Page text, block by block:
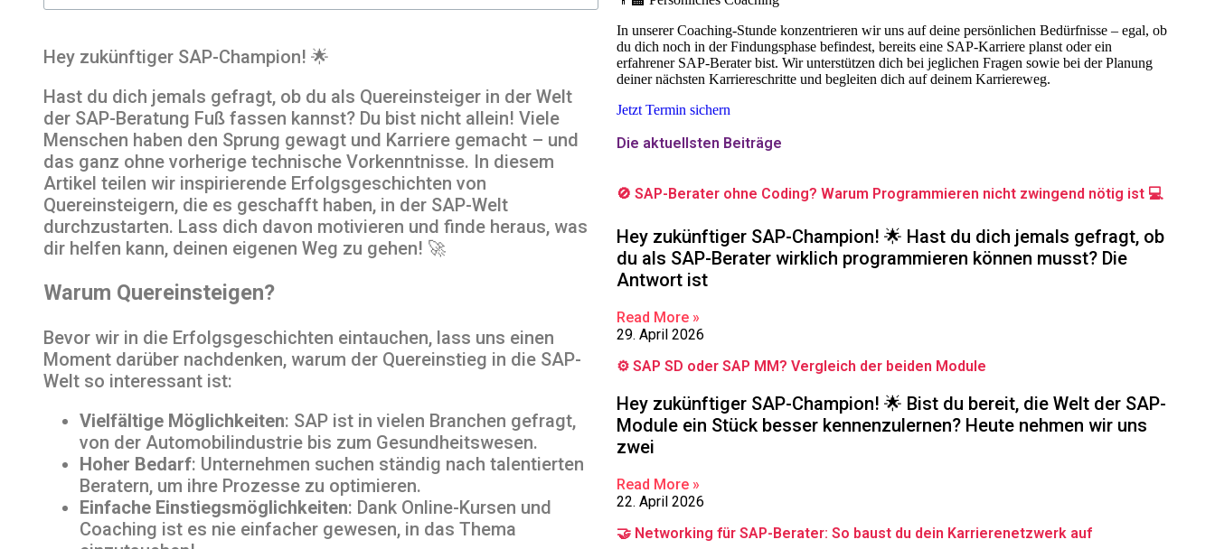
Hey zukünftiger SAP-Champion! 🌟
Hast du dich jemals gefragt, ob du als Quereinsteiger in der Welt
der SAP-Beratung Fuß fassen kannst? Du bist nicht allein! Viele
Menschen haben den Sprung gewagt und Karriere gemacht – und
das ganz ohne vorherige technische Vorkenntnisse. In diesem
Artikel teilen wir inspirierende Erfolgsgeschichten von
Quereinsteigern, die es geschafft haben, in der SAP-Welt
durchzustarten. Lass dich davon motivieren und finde heraus, was
dir helfen kann, deinen eigenen Weg zu gehen! 🚀
Warum Quereinsteigen?
Bevor wir in die Erfolgsgeschichten eintauchen, lass uns einen
Moment darüber nachdenken, warum der Quereinstieg in die SAP-
Welt so interessant ist:
Vielfältige Möglichkeiten: SAP ist in vielen Branchen gefragt,
von der Automobilindustrie bis zum Gesundheitswesen.
Hoher Bedarf: Unternehmen suchen ständig nach talentierten
Beratern, um ihre Prozesse zu optimieren.
Einfache Einstiegsmöglichkeiten: Dank Online-Kursen und
Coaching ist es nie einfacher gewesen, in das Thema
In unserer Coaching-Stunde konzentrieren wir uns auf deine persönlichen Bedürfnisse – egal, ob
du dich noch in der Findungsphase befindest, bereits eine SAP-Karriere planst oder ein
erfahrener SAP-Berater bist. Wir unterstützen dich bei jeglichen Fragen sowie bei der Planung
deiner nächsten Karriereschritte und begleiten dich auf deinem Karriereweg.
Jetzt Termin sichern
Die aktuellsten Beiträge
🚫 SAP-Berater ohne Coding? Warum Programmieren nicht zwingend nötig ist 💻
Hey zukünftiger SAP-Champion! 🌟 Hast du dich jemals gefragt, ob
du als SAP-Berater wirklich programmieren können musst? Die
Antwort ist
Read More »
29. April 2026
⚙️ SAP SD oder SAP MM? Vergleich der beiden Module
Hey zukünftiger SAP-Champion! 🌟 Bist du bereit, die Welt der SAP-
Module ein Stück besser kennenzulernen? Heute nehmen wir uns
zwei
Read More »
22. April 2026
🤝 Networking für SAP-Berater: So baust du dein Karrierenetzwerk auf